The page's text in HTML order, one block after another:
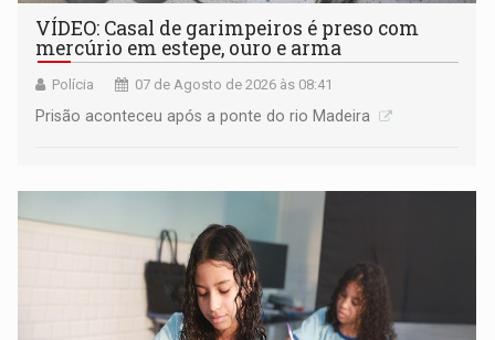
VÍDEO: Casal de garimpeiros é preso com
mercúrio em estepe, ouro e arma
Polícia 07 de Agosto de 2026 às 08:41
Prisão aconteceu após a ponte do rio Madeira